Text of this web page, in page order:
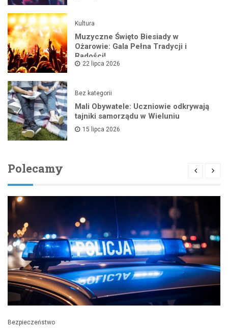
Kultura
Muzyczne Święto Biesiady w
Ożarowie: Gala Pełna Tradycji i
Radości!
22 lipca 2026
Bez kategorii
Mali Obywatele: Uczniowie odkrywają
tajniki samorządu w Wieluniu
15 lipca 2026
Polecamy
Bezpieczeństwo